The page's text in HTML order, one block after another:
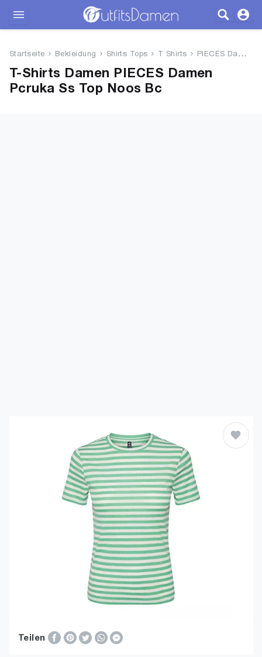
Bekleidung
Startseite Bekleidung Shirts Tops T Shirts PIECES Damen Pcruka Ss Top Noo...
T-Shirts Damen PIECES Damen
Pcruka Ss Top Noos Bc
Teilen